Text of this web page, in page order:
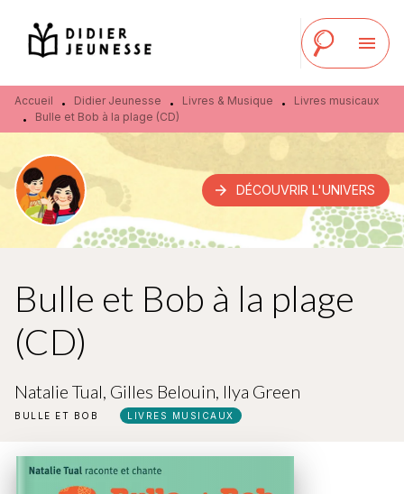
MENU RECHERCHE
PIED DE PAGE
menu
Accueil • Didier Jeunesse • Livres & Musique •
Livres musicaux
•
Bulle et Bob à la plage (CD)
arrow_forward DÉCOUVRIR L'UNIVERS
Bulle et Bob à la plage
(CD)
Natalie Tual, Gilles Belouin, Ilya Green
BULLE ET BOB LIVRES MUSICAUX